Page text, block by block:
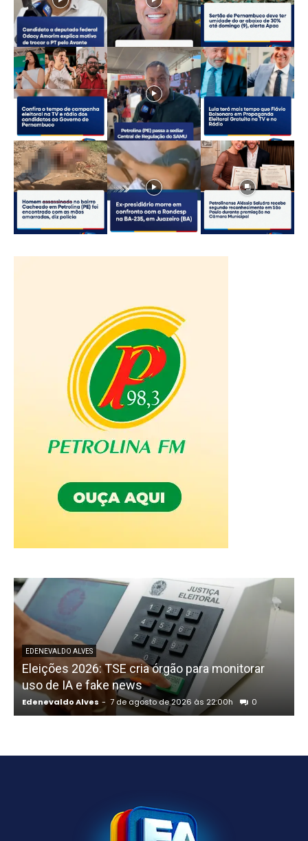
EDENEVALDO ALVES
Eleições 2026: TSE cria órgão para monitorar
uso de IA e fake news
Edenevaldo Alves - 7 de agosto de 2026 às 22:00h 0